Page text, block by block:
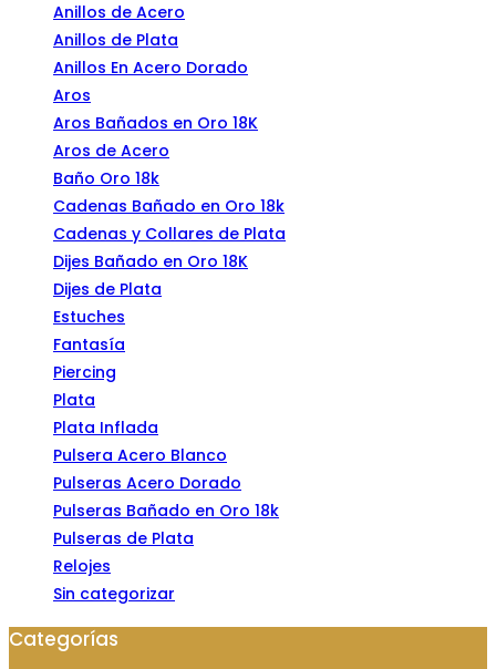
Anillos de Acero
Anillos de Plata
Anillos En Acero Dorado
Aros
Aros Bañados en Oro 18K
Aros de Acero
Baño Oro 18k
Cadenas Bañado en Oro 18k
Cadenas y Collares de Plata
Dijes Bañado en Oro 18K
Dijes de Plata
Estuches
Fantasía
Piercing
Plata
Plata Inflada
Pulsera Acero Blanco
Pulseras Acero Dorado
Pulseras Bañado en Oro 18k
Pulseras de Plata
Relojes
Sin categorizar
Categorías